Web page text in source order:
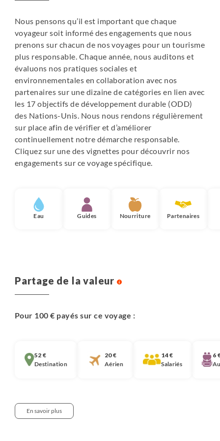
Nous pensons qu’il est important que chaque
voyageur soit informé des engagements que nous
prenons sur chacun de nos voyages pour un tourisme
plus responsable. Chaque année, nous auditons et
évaluons nos pratiques sociales et
environnementales en collaboration avec nos
partenaires sur une dizaine de catégories en lien avec
les 17 objectifs de développement durable (ODD)
des Nations-Unis. Nous nous rendons régulièrement
sur place afin de vérifier et d’améliorer
continuellement notre démarche responsable.
Cliquez sur une des vignettes pour découvrir nos
engagements sur ce voyage spécifique.
Eau Guides Nourriture Partenaires
Partage de la valeur
Pour 100 € payés sur ce voyage :
52 €
Destination
20 €
Aérien
14 €
Salariés
6
En savoir plus